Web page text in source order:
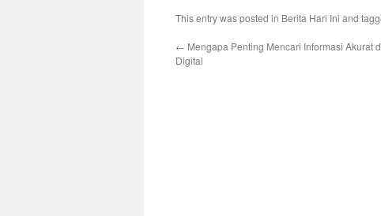
This entry was posted in Berita Hari Ini and
← Mengapa Penting Mencari Informasi Akurat
Digital